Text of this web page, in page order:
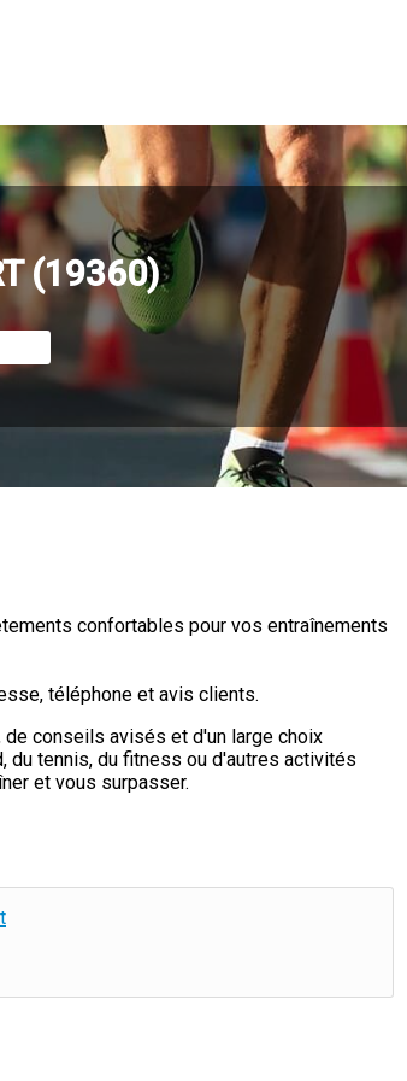
(19360)
confortables pour vos entraînements
téléphone et avis clients.
conseils avisés et d'un large choix
du tennis, du fitness ou d'autres activités
et vous surpasser.